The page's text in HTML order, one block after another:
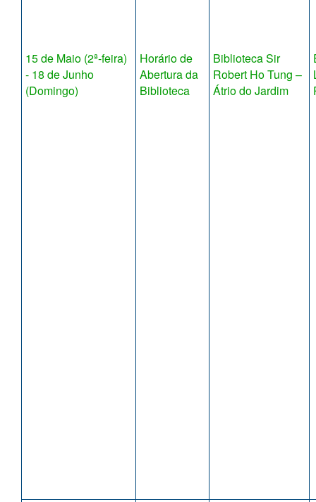
15 de Maio (2ª-feira)
- 18 de Junho
(Domingo)
Horário de
Abertura da
Biblioteca
Biblioteca Sir
Robert Ho Tung –
Átrio do Jardim